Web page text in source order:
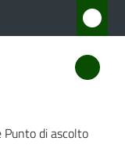
Punto di ascolto